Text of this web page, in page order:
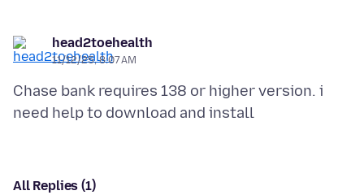
head2toehealth
11/12/25, 8:07 AM
Chase bank requires 138 or higher version. i
All Replies (1)